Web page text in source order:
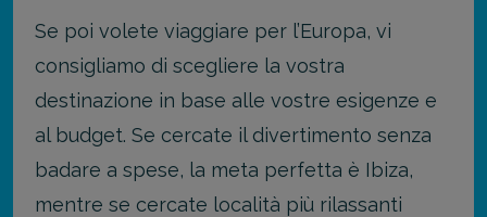
Se poi volete viaggiare per l’Europa, vi
consigliamo di scegliere la vostra
destinazione in base alle vostre esigenze e
al budget. Se cercate il divertimento senza
badare a spese, la meta perfetta è Ibiza,
mentre se cercate località più rilassanti